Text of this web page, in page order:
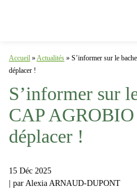
Accueil » Actualités » S’informer sur le
déplacer !
S’informer sur
CAP AGROBIO
déplacer !
15 Déc 2025
| par Alexia ARNAUD-DUPONT